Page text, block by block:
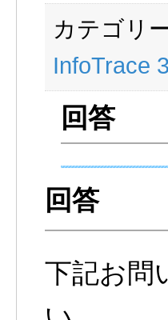
カテゴリ
InfoTrace
下記お問